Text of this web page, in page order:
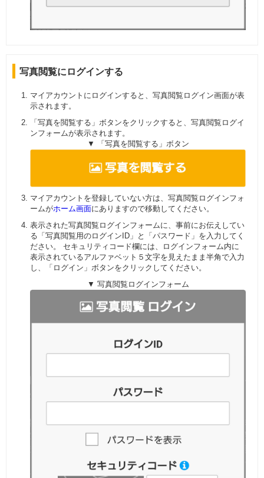
写真閲覧にログインする
マイアカウントにログインすると、写真閲覧ログイン画面が表
示されます。
「写真を閲覧する」ボタンをクリックすると、写真閲覧ログイ
ンフォームが表示されます。
▼ 「写真を閲覧する」ボタン
マイアカウントを登録していない方は、写真閲覧ログインフォ
ームがホーム画面にありますので移動してください。
表示された写真閲覧ログインフォームに、事前にお伝えしてい
る「写真閲覧用のログインID」と「パスワード」を入力してく
ださい。 セキュリティコード欄には、ログインフォーム内に
表示されているアルファベット５文字を見えたまま半角で入力
し、「ログイン」ボタンをクリックしてください。
▼ 写真閲覧ログインフォーム